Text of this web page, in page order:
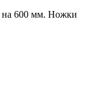
на 600 мм. Ножки